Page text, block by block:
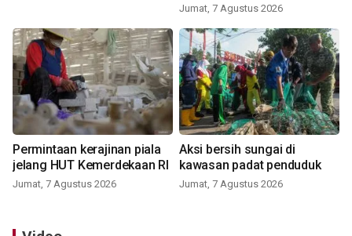
Jumat, 7 Agustus 2026
Permintaan kerajinan piala
jelang HUT Kemerdekaan RI
Jumat, 7 Agustus 2026
Aksi bersih sungai di
kawasan padat penduduk
Jumat, 7 Agustus 2026